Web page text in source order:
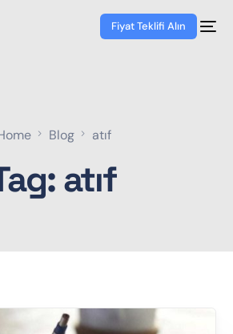
Fiyat Teklifi Alın
Blog atıf
atıf